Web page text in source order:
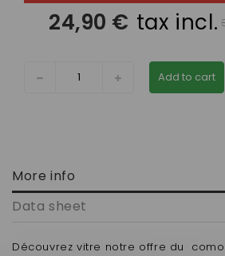
24,90 € tax incl.
Add to cart
More info
Data sheet
Découvrez vitre notre offre du